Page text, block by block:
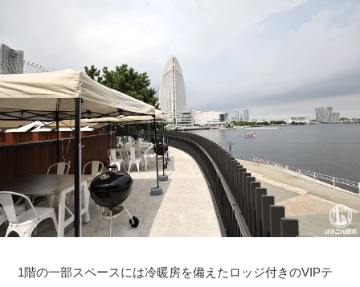
1階の一部スペースには冷暖房を備えたロッジ付きのVIPテ